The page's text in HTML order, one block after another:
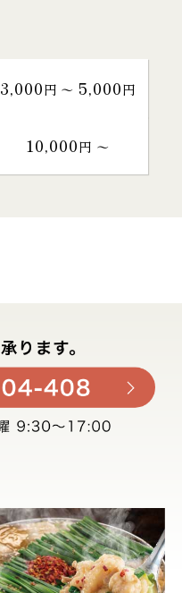
3,000円 〜 5,000円
10,000円 〜